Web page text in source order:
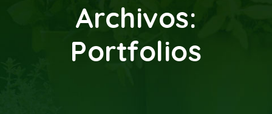
Archivos:
Portfolios